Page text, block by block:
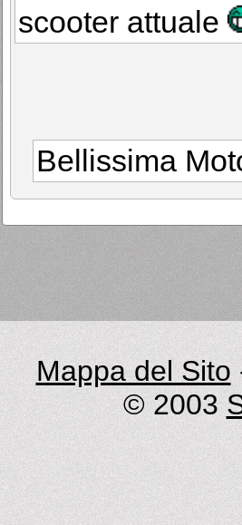
scooter attuale
Bellissima
Mappa del Sito
© 2003